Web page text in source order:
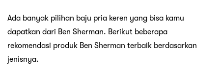
Ada banyak pilihan baju pria keren yang bisa kamu
dapatkan dari Ben Sherman. Berikut beberapa
rekomendasi produk Ben Sherman terbaik berdasarkan
jenisnya.